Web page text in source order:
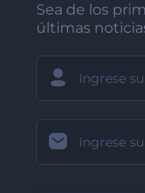
Sea de los
últimas